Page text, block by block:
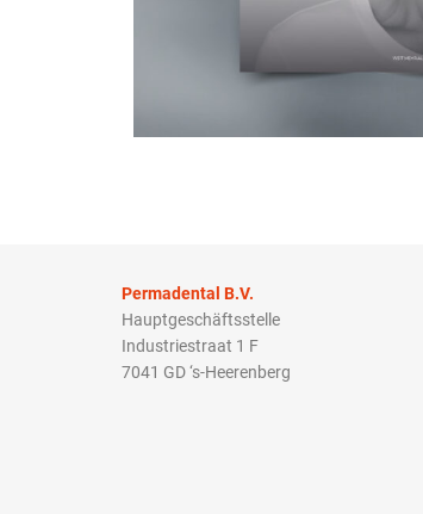
Permadental B.V.
Hauptgeschäftsstelle
Industriestraat 1 F
7041 GD ‘s-Heerenberg